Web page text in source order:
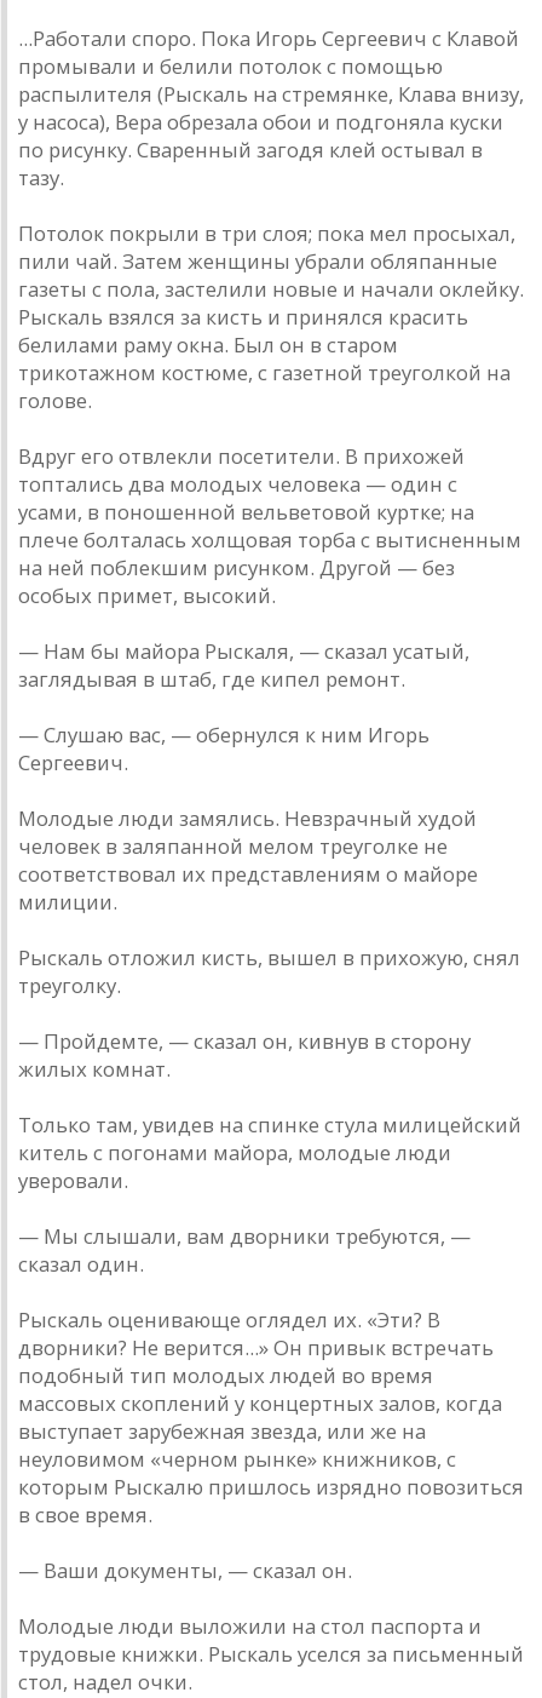
...Работали споро. Пока Игорь Сергеевич с Клавой
промывали и белили потолок с помощью
распылителя (Рыскаль на стремянке, Клава внизу,
у насоса), Вера обрезала обои и подгоняла куски
по рисунку. Сваренный загодя клей остывал в
тазу.
Потолок покрыли в три слоя; пока мел просыхал,
пили чай. Затем женщины убрали обляпанные
газеты с пола, застелили новые и начали оклейку.
Рыскаль взялся за кисть и принялся красить
белилами раму окна. Был он в старом
трикотажном костюме, с газетной треуголкой на
голове.
Вдруг его отвлекли посетители. В прихожей
топтались два молодых человека — один с
усами, в поношенной вельветовой куртке; на
плече болталась холщовая торба с вытисненным
на ней поблекшим рисунком. Другой — без
особых примет, высокий.
— Нам бы майора Рыскаля, — сказал усатый,
заглядывая в штаб, где кипел ремонт.
— Слушаю вас, — обернулся к ним Игорь
Сергеевич.
Молодые люди замялись. Невзрачный худой
человек в заляпанной мелом треуголке не
соответствовал их представлениям о майоре
милиции.
Рыскаль отложил кисть, вышел в прихожую, снял
треуголку.
— Пройдемте, — сказал он, кивнув в сторону
жилых комнат.
Только там, увидев на спинке стула милицейский
китель с погонами майора, молодые люди
уверовали.
— Мы слышали, вам дворники требуются, —
сказал один.
Рыскаль оценивающе оглядел их. «Эти? В
дворники? Не верится...» Он привык встречать
подобный тип молодых людей во время
массовых скоплений у концертных залов, когда
выступает зарубежная звезда, или же на
неуловимом «черном рынке» книжников, с
которым Рыскалю пришлось изрядно повозиться
в свое время.
— Ваши документы, — сказал он.
Молодые люди выложили на стол паспорта и
трудовые книжки. Рыскаль уселся за письменный
стол, надел очки.